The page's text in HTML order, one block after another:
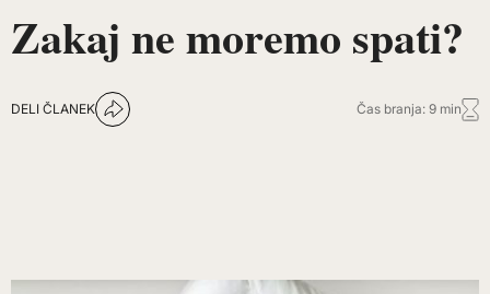
Zakaj ne moremo spati?
DELI ČLANEK Čas branja: 9 min